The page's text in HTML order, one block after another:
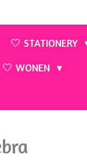
🤍 STATIONERY
🤍 WONEN